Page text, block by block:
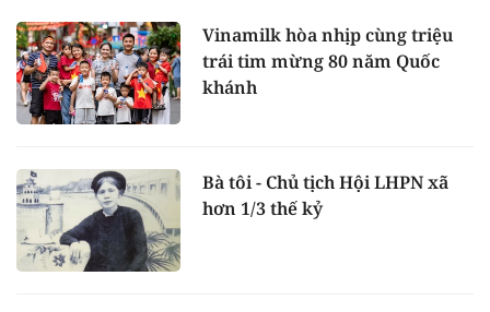
Vinamilk hòa nhịp cùng triệu
trái tim mừng 80 năm Quốc
khánh
Bà tôi - Chủ tịch Hội LHPN xã
hơn 1/3 thế kỷ